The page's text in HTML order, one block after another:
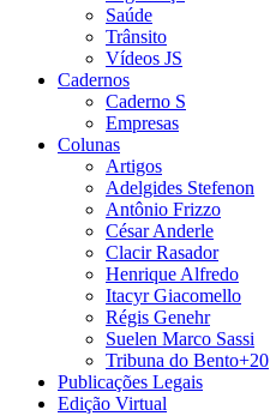
Saúde
Trânsito
Vídeos JS
Cadernos
Caderno S
Empresas
Colunas
Artigos
Adelgides Stefenon
Antônio Frizzo
César Anderle
Clacir Rasador
Henrique Alfredo
Itacyr Giacomello
Régis Genehr
Suelen Marco Sassi
Tribuna do Bento+20
Publicações Legais
Edição Virtual